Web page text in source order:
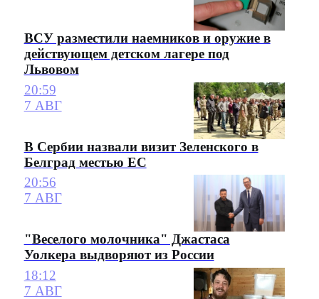
ВСУ разместили наемников и оружие в
действующем детском лагере под
Львовом
20:59
7 АВГ
В Сербии назвали визит Зеленского в
Белград местью ЕС
20:56
7 АВГ
"Веселого молочника" Джастаса
Уолкера выдворяют из России
18:12
7 АВГ